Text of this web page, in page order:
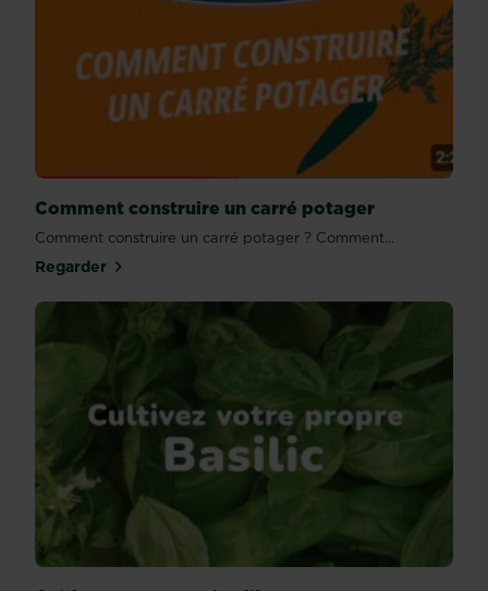
Comment construire un carré potager
Comment construire un carré potager ? Comment...
Regarder